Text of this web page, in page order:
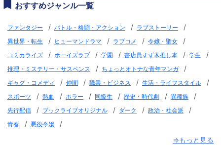
おすすめジャンル一覧
ファンタジー / バトル・格闘・アクション / ラブストーリー /
異世界・転生 / ヒューマンドラマ / ラブコメ / 令嬢・聖女 /
コミカライズ / ボーイズラブ / 学園 / 書店員すず木推し本 / 学生 /
推理・ミステリー・サスペンス / ちょっとオトナな青年マンガ /
ギャグ・コメディ / 仲間 / 職業・ビジネス / 生活・ライフスタイル /
スポーツ / 熱血 / ホラー / 同級生 / 歴史・時代劇 / 異種族 /
先行配信 / ブックライブオリジナル / ダーク / 政治・社会派 /
青春 / 悪役令嬢
/
⇒もっと見る